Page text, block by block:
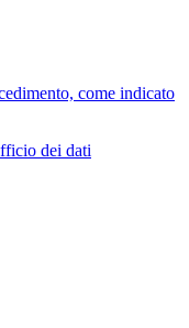
come indicato
dei dati